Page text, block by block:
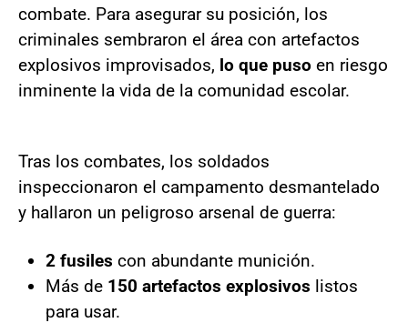
combate. Para asegurar su posición, los
criminales sembraron el área con artefactos
explosivos improvisados, lo que puso en riesgo
inminente la vida de la comunidad escolar.
Tras los combates, los soldados
inspeccionaron el campamento desmantelado
y hallaron un peligroso arsenal de guerra:
2 fusiles con abundante munición.
Más de 150 artefactos explosivos listos
para usar.